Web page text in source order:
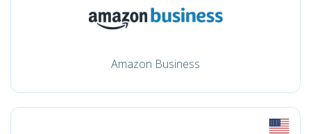
Amazon Business